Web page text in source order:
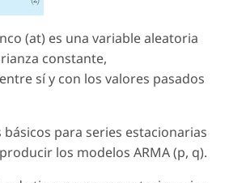
(at) es una variable aleatoria
constante,
sí y con los valores pasados
para series estacionarias
los modelos ARMA (p, q).